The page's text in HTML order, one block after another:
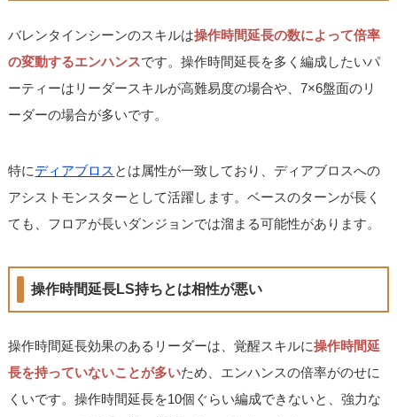
バレンタインシーンのスキルは操作時間延長の数によって倍率
の変動するエンハンスです。操作時間延長を多く編成したいパ
ーティーはリーダースキルが高難易度の場合や、7×6盤面のリ
ーダーの場合が多いです。
特にディアブロス とは属性が一致しており、ディアブロスへの
アシストモンスターとして活躍します。ベースのターンが長く
ても、フロアが長いダンジョンでは溜まる可能性があります。
操作時間延長LS持ちとは相性が悪い
操作時間延長効果のあるリーダーは、覚醒スキルに操作時間延
長を持っていないことが多いため、エンハンスの倍率がのせに
くいです。操作時間延長を10個ぐらい編成できないと、強力な